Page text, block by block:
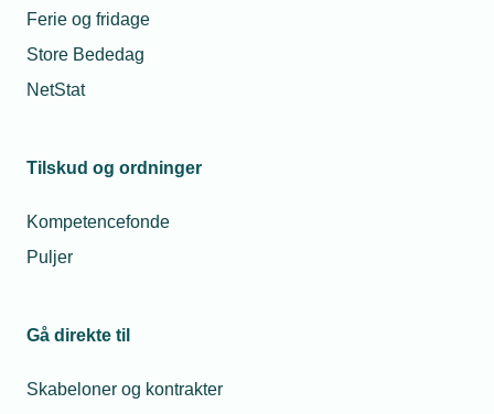
Ferie og fridage
Store Bededag
NetStat
Tilskud og ordninger
Kompetencefonde
Puljer
Gå direkte til
Skabeloner og kontrakter
Fredag fra kl. 08:00 til 15:00
tekniq@tekniq.dk